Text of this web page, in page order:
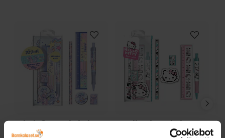
Stitch & Angel Skolset 5
Hello Kitty Skolset 5
delar